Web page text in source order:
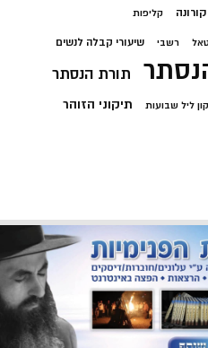
קורונה קליפות
רשבי שיעורי קבלה לנשים
תורת הנסתר
ליל שבועות תיקוני הזוהר